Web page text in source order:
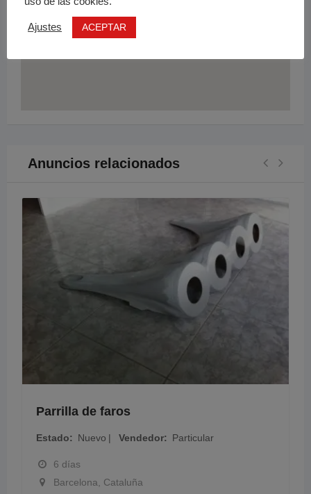
Anuncios relacionados
Parrilla de faros
Estado Nuevo Vendedor Particular
6 días
Barcelona, Cataluña
Ajustes ACEPTAR